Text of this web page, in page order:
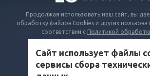
Продолжая использовать наш сайт, вы
обработку файлов Cookies и других
соответствии с Политикой
Сайт использует файлы
сервисы сбора